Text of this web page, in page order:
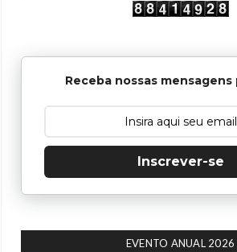
Receba nossas mensagens
Inscrever-se
EVENTO ANUAL 2026